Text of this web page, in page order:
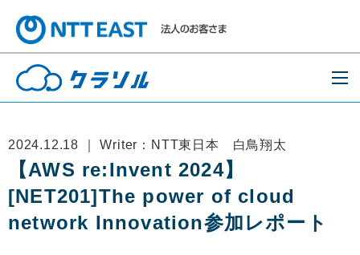
2024.12.18 ｜ Writer：NTT東日本 白鳥翔太
【AWS re:Invent 2024】
[NET201]The power of cloud
network Innovation参加レポート